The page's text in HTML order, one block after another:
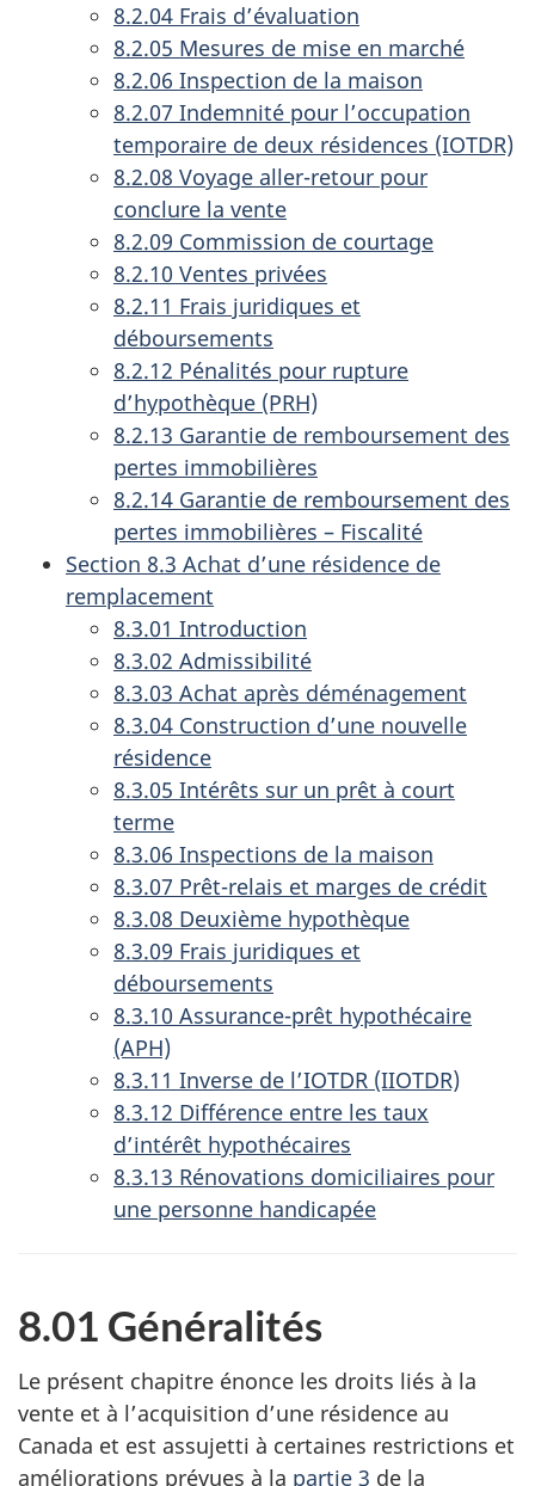
8.2.04 Frais d’évaluation
8.2.05 Mesures de mise en marché
8.2.06 Inspection de la maison
8.2.07 Indemnité pour l’occupation
temporaire de deux résidences (IOTDR)
8.2.08 Voyage aller-retour pour
conclure la vente
8.2.09 Commission de courtage
8.2.10 Ventes privées
8.2.11 Frais juridiques et
déboursements
8.2.12 Pénalités pour rupture
d’hypothèque (PRH)
8.2.13 Garantie de remboursement des
pertes immobilières
8.2.14 Garantie de remboursement des
pertes immobilières – Fiscalité
Section 8.3 Achat d’une résidence de
remplacement
8.3.01 Introduction
8.3.02 Admissibilité
8.3.03 Achat après déménagement
8.3.04 Construction d’une nouvelle
résidence
8.3.05 Intérêts sur un prêt à court
terme
8.3.06 Inspections de la maison
8.3.07 Prêt-relais et marges de crédit
8.3.08 Deuxième hypothèque
8.3.09 Frais juridiques et
déboursements
8.3.10 Assurance-prêt hypothécaire
(APH)
8.3.11 Inverse de l’IOTDR (IIOTDR)
8.3.12 Différence entre les taux
d’intérêt hypothécaires
8.3.13 Rénovations domiciliaires pour
une personne handicapée
8.01 Généralités
Le présent chapitre énonce les droits liés à la
vente et à l’acquisition d’une résidence au
Canada et est assujetti à certaines restrictions et
améliorations prévues à la partie 3 de la